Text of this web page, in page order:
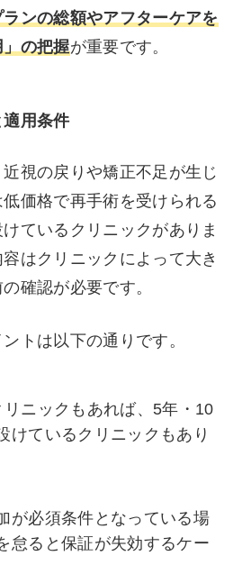
ンの総額やアフターケアを
の把握が重要です。
用条件
視の戻りや矯正不足が生じ
価格で再手術を受けられる
けているクリニックがありま
はクリニックによって大き
確認が必要です。
トは以下の通りです。
ニックもあれば、5年・10
けているクリニックもあり
が必須条件となっている場
怠ると保証が失効するケー